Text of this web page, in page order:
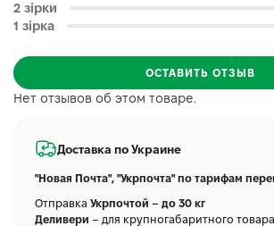
Нет отзывов об этом товаре.
2 зірки
1 зірка
ОСТАВИТЬ ОТЗЫВ
Доставка по Украине
"Новая Почта", "Укрпочта" по тарифам
Отправка Укрпочтой – до 30 кг
Деливери – для крупногабаритного